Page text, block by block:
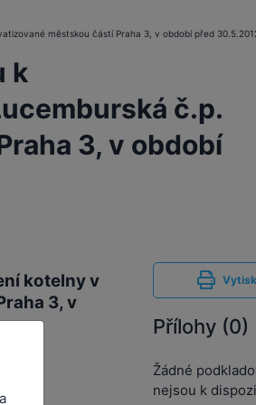
městskou částí Praha 3, v období před
k
č.p.
3, v období
kotelny v
3, v
Přílohy (0)
Žádné
nejsou k